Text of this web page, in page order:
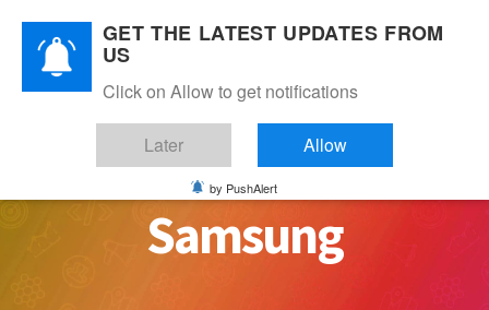
Skip
content
Samsung
GET THE LATEST UPDATES FROM
US
Click on Allow to get notifications
Later Allow
by PushAlert